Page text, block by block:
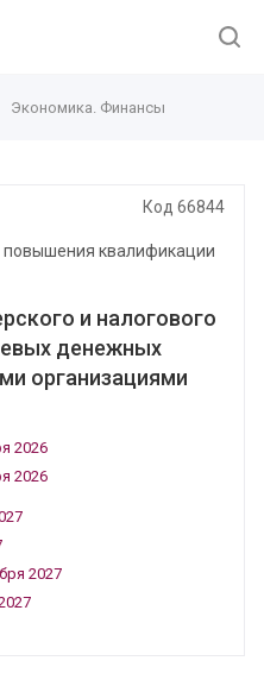
Экономика. Финансы
Код 66844
повышения квалификации
и налогового
денежных
организациями
2026
2026
2027